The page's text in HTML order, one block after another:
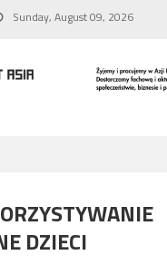
Sunday, August 09, 2026
DZIECI